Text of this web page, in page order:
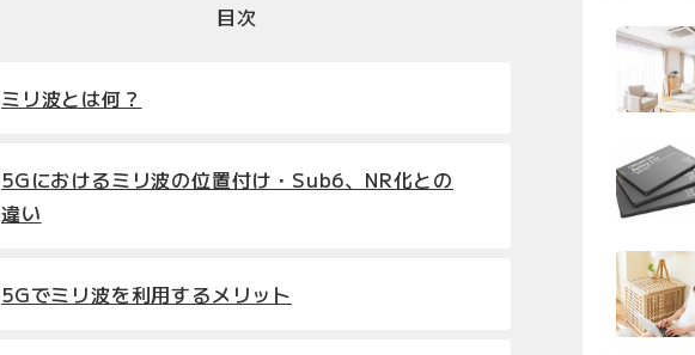
目次
ミリ波とは何？
5Gにおけるミリ波の位置付け・Sub6、NR化との
違い
5Gでミリ波を利用するメリット